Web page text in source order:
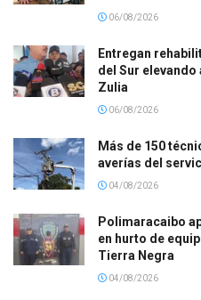
06/08/2026
Entregan
del Sur elevando
Zulia
06/08/2026
Más de 150
averías del
04/08/2026
Polimaracaibo
en hurto de
Tierra Negra
04/08/2026